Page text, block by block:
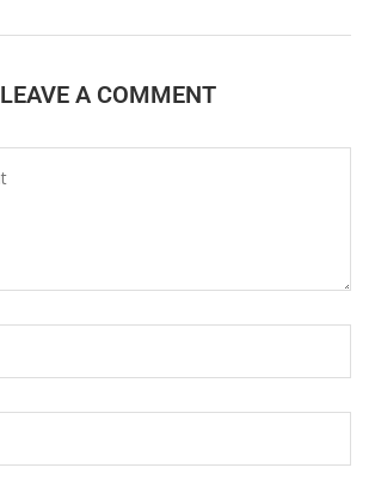
LEAVE A COMMENT